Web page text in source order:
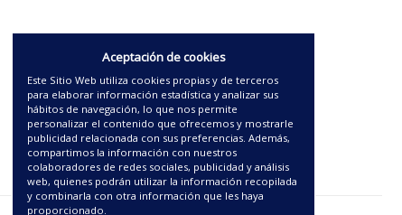
Aceptación de cookies
Este Sitio Web utiliza cookies propias y de terceros
para elaborar información estadística y analizar sus
hábitos de navegación, lo que nos permite
personalizar el contenido que ofrecemos y mostrarle
publicidad relacionada con sus preferencias. Además,
compartimos la información con nuestros
colaboradores de redes sociales, publicidad y análisis
web, quienes podrán utilizar la información recopilada
y combinarla con otra información que les haya
proporcionado.